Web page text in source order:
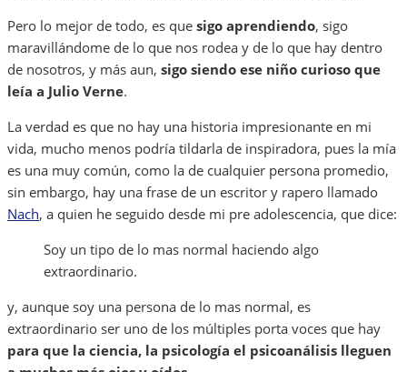
Pero lo mejor de todo, es que sigo aprendiendo, sigo
maravillándome de lo que nos rodea y de lo que hay dentro
de nosotros, y más aun, sigo siendo ese niño curioso que
leía a Julio Verne.
La verdad es que no hay una historia impresionante en mi
vida, mucho menos podría tildarla de inspiradora, pues la mía
es una muy común, como la de cualquier persona promedio,
sin embargo, hay una frase de un escritor y rapero llamado
Nach, a quien he seguido desde mi pre adolescencia, que dice:
Soy un tipo de lo mas normal haciendo algo
extraordinario.
y, aunque soy una persona de lo mas normal, es
extraordinario ser uno de los múltiples porta voces que hay
para que la ciencia, la psicología el psicoanálisis lleguen